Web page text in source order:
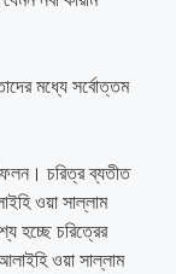
মধ্যে সর্বোত্তম
চরিত্র ব্যতীত
ওয়া সাল্লাম
হচ্ছে চরিত্রের
ওয়া সাল্লাম